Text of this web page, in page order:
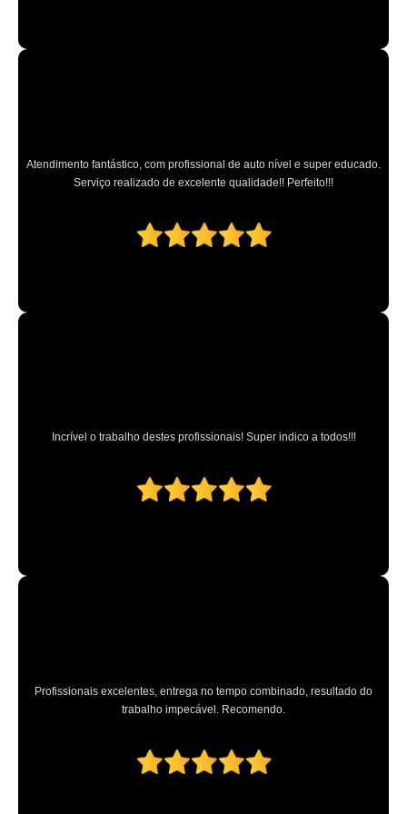
limpeza detalhada automotiva Nossa Senhora do Ó
onde faz limpeza estética automotiva Vila Maria Alta
preço de limpeza automotiva a seco São Bernardo Centro
preço de limpeza automotiva Jardim Franca
preço de limpeza e higienização automotiva ALDEIA DA SERRA
limpezas automotivas Limão
limpezas ecológicas automotivas Jardim Centenário
limpeza automotiva a vapor Jardim Guapira
preço de limpeza estética automotiva Freguesia do Ó
Atendimento fantástico, com profissional de auto nível e super educado.
Serviço realizado de excelente qualidade!! Perfeito!!!
Incrível o trabalho destes profissionais! Super indico a todos!!!
Profissionais excelentes, entrega no tempo combinado, resultado do
trabalho impecável. Recomendo.